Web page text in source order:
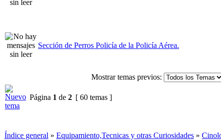
Sección de Perros Policía de la Policía Aérea.
Mostrar temas previos:
Página 1 de 2 [ 60 temas ]
Índice general » Equipamiento,Tecnicas y otras Curiosidades »